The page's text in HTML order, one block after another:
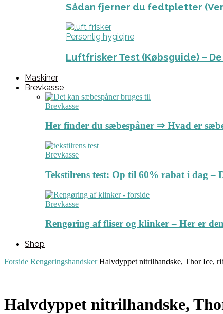
Sådan fjerner du fedtpletter
Personlig hygiejne
Luftfrisker Test (Købsguide) –
Maskiner
Brevkasse
Brevkasse
Her finder du sæbespåner ⇒ Hvad er
Brevkasse
Tekstilrens test: Op til 60% rabat i dag –
Brevkasse
Rengøring af fliser og klinker – Her er
Shop
Forside Rengøringshandsker Halvdyppet nitrilhandske, Thor Ice,
Halvdyppet nitrilhandske,